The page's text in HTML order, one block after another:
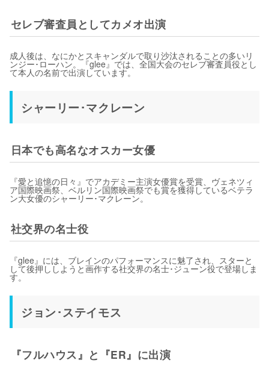
セレブ審査員としてカメオ出演
成人後は、なにかとスキャンダルで取り沙汰されることの多いリ
ンジー･ローハン。『glee』では、全国大会のセレブ審査員役とし
て本人の名前で出演しています。
シャーリー･マクレーン
日本でも高名なオスカー女優
『愛と追憶の日々』でアカデミー主演女優賞を受賞、ヴェネツィ
ア国際映画祭、ベルリン国際映画祭でも賞を獲得しているベテラ
ン大女優のシャーリー･マクレーン。
社交界の名士役
『glee』には、ブレインのパフォーマンスに魅了され、スターと
して後押ししようと画作する社交界の名士･ジューン役で登場しま
す。
ジョン･ステイモス
『フルハウス』と『ER』に出演